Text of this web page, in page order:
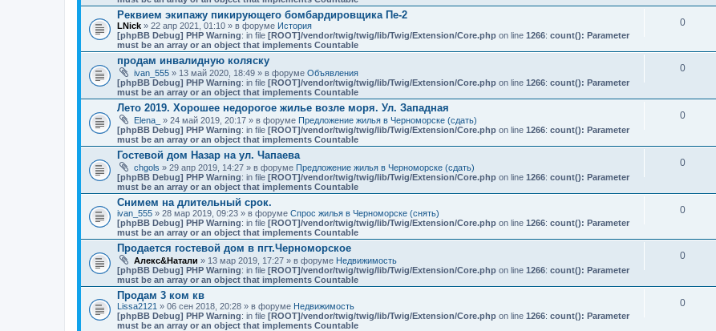
Реквием экипажу пикирующего бомбардировщика Пе-2
LNick » 22 апр 2021, 01:10 » в форуме История
[phpBB Debug] PHP Warning: in file [ROOT]/vendor/twig/twig/lib/Twig/Extension/Core.php on line 1266: count(): Parameter
must be an array or an object that implements Countable
0
продам инвалидную коляску
ivan_555 » 13 май 2020, 18:49 » в форуме Объявления
[phpBB Debug] PHP Warning: in file [ROOT]/vendor/twig/twig/lib/Twig/Extension/Core.php on line 1266: count(): Parameter
must be an array or an object that implements Countable
0
Лето 2019. Хорошее недорогое жилье возле моря. Ул. Западная
Elena_ » 24 май 2019, 20:17 » в форуме Предложение жилья в Черноморске (сдать)
[phpBB Debug] PHP Warning: in file [ROOT]/vendor/twig/twig/lib/Twig/Extension/Core.php on line 1266: count(): Parameter
must be an array or an object that implements Countable
0
Гостевой дом Назар на ул. Чапаева
chgols » 29 апр 2019, 14:27 » в форуме Предложение жилья в Черноморске (сдать)
[phpBB Debug] PHP Warning: in file [ROOT]/vendor/twig/twig/lib/Twig/Extension/Core.php on line 1266: count(): Parameter
must be an array or an object that implements Countable
0
Снимем на длительный срок.
ivan_555 » 28 мар 2019, 09:23 » в форуме Спрос жилья в Черноморске (снять)
[phpBB Debug] PHP Warning: in file [ROOT]/vendor/twig/twig/lib/Twig/Extension/Core.php on line 1266: count(): Parameter
must be an array or an object that implements Countable
0
Продается гостевой дом в пгт.Черноморское
Алекс&Натали » 13 мар 2019, 17:27 » в форуме Недвижимость
[phpBB Debug] PHP Warning: in file [ROOT]/vendor/twig/twig/lib/Twig/Extension/Core.php on line 1266: count(): Parameter
must be an array or an object that implements Countable
0
Продам 3 ком кв
Lissa2121 » 06 сен 2018, 20:28 » в форуме Недвижимость
[phpBB Debug] PHP Warning: in file [ROOT]/vendor/twig/twig/lib/Twig/Extension/Core.php on line 1266: count(): Parameter
must be an array or an object that implements Countable
0